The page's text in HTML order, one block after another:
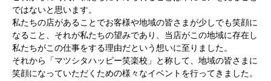
ではないと思います。
私たちの店があることでお客様や地域の皆さまが少しでも笑顔に
なること、それが私たちの望みであり、当店がこの地域に存在し
私たちがこの仕事をする理由だという想いに至りました。
それから「マツシタハッピー笑楽校」と称して、地域の皆さまに
笑顔になっていただくための様々なイベントを行ってきました。